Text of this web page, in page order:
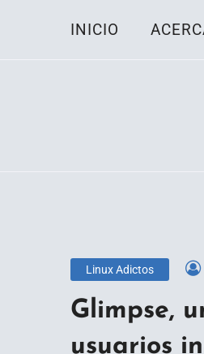
INICIO
Linux Adictos
Glimpse,
usuarios